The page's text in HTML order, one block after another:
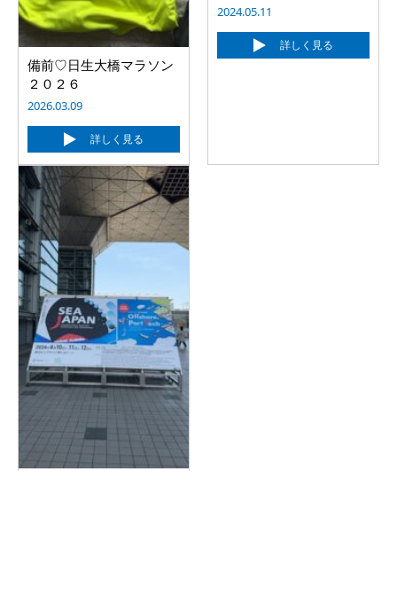
備前♡日生大橋マラソン
２０２６
2026.03.09
詳しく見る
2024.05.11
詳しく見る